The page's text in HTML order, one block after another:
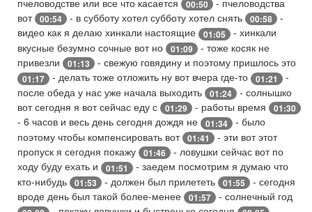
00:50
вот 00:54 - в субботу хотел субботу хотел снять 00:58
-
видео как я делаю хинкали настоящие
01:05
- хинкали
вкусные безумно сочные вот но
01:09
- тоже косяк не
привезли
01:13 - свежую говядину и поэтому пришлось это
01:17 - делать тоже отложить ну вот вчера где-то 01:21
-
после обеда у нас уже начала выходить
01:24
- солнышко
вот сегодня я вот сейчас еду с
01:29 - работы время 01:30
- 6 часов и весь день сегодня дождя не 01:34
- было
поэтому чтобы компенсировать вот 01:41
- эти вот этот
пропуск я сегодня покажу
01:46
- ловушки сейчас вот по
ходу буду ехать и
01:51
- заедем посмотрим я думаю что
кто-нибудь
01:53 - должен был прилететь 01:55
- сегодня
вроде день был такой более-менее
01:57 - солнечный год